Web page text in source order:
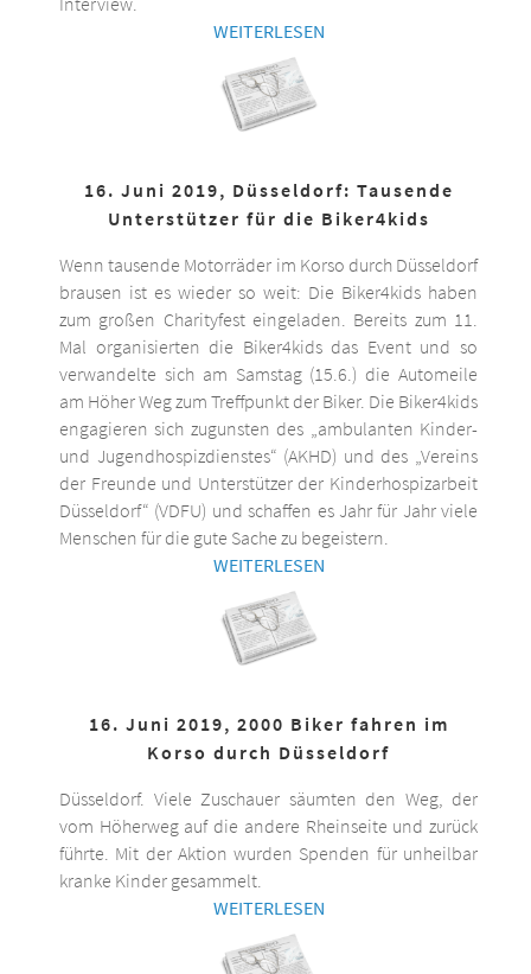
WEITERLESEN
16. Juni 2019, Düsseldorf: Tausende
Unterstützer für die Biker4kids
Wenn tausende Motorräder im Korso durch Düsseldorf
brausen ist es wieder so weit: Die Biker4kids haben
zum großen Charityfest eingeladen. Bereits zum 11.
Mal organisierten die Biker4kids das Event und so
verwandelte sich am Samstag (15.6.) die Automeile
am Höher Weg zum Treffpunkt der Biker. Die Biker4kids
engagieren sich zugunsten des „ambulanten Kinder-
und Jugendhospizdienstes“ (AKHD) und des „Vereins
der Freunde und Unterstützer der Kinderhospizarbeit
Düsseldorf“ (VDFU) und schaffen es Jahr für Jahr viele
Menschen für die gute Sache zu begeistern.
WEITERLESEN
16. Juni 2019, 2000 Biker fahren im
Korso durch Düsseldorf
Düsseldorf. Viele Zuschauer säumten den Weg, der
vom Höherweg auf die andere Rheinseite und zurück
führte. Mit der Aktion wurden Spenden für unheilbar
kranke Kinder gesammelt.
WEITERLESEN